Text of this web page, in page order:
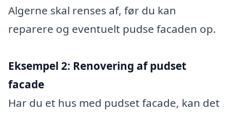
Algerne skal renses af, før du kan
reparere og eventuelt pudse facaden op.
Eksempel 2: Renovering af pudset
facade
Har du et hus med pudset facade, kan det